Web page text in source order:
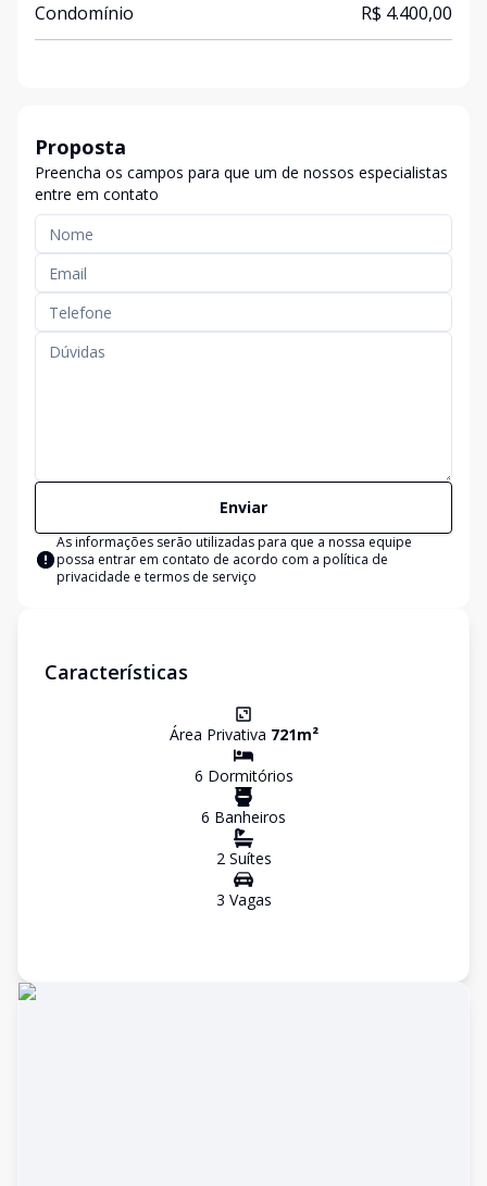
Condomínio R$ 4.400,00
Proposta
Preencha os campos para que um de nossos especialistas
entre em contato
Enviar
As informações serão utilizadas para que a nossa equipe
possa entrar em contato de acordo com a política de
privacidade e termos de serviço
Características
Área Privativa 721m²
6 Dormitórios
6 Banheiros
2Suítes
3 Vagas